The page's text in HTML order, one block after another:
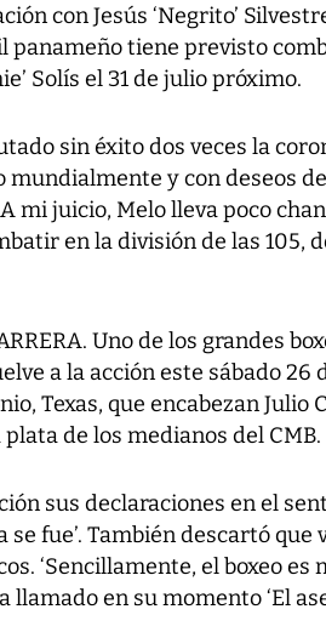
con Jesús ‘Negrito’
panameño tiene previsto
Solís el 31 de julio próximo.
sin éxito dos veces la
y con deseos
mi juicio, Melo lleva poco
en la división de las 105,
Uno de los grandes
a la acción este sábado 26
Texas, que encabezan Julio
de los medianos del CMB.
sus declaraciones en el
se fue’. También descartó
‘Sencillamente, el boxeo es
en su momento ‘El